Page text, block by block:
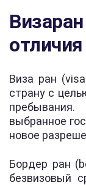
Виза ран
страну с
выбранное
новое
Бордер ран
безвизовый